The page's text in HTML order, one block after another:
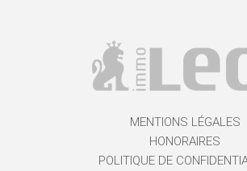
MENTIONS LÉGALES
HONORAIRES
POLITIQUE DE